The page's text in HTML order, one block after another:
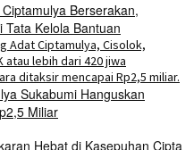
Berserakan,
Kelola Bantuan
Sukabumi Hanguskan
Miliar
Hebat di Kasepuhan Cipta